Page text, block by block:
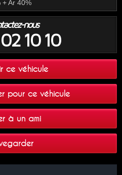
+ Ar 40%
ce véhicule
pour ce véhicule
à un ami
nous
10 10